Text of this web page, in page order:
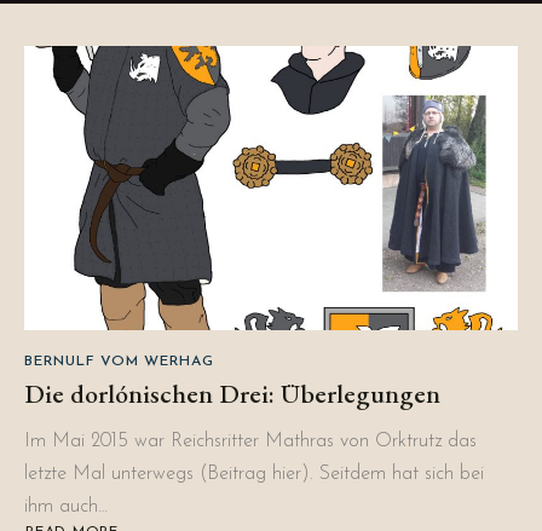
BERNULF VOM WERHAG
Die dorlónischen Drei: Überlegungen
Im Mai 2015 war Reichsritter Mathras von Orktrutz das
letzte Mal unterwegs (Beitrag hier). Seitdem hat sich bei
ihm auch…